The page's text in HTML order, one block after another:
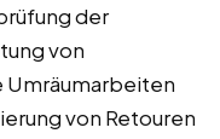
der
von
Umräumarbeiten
von Retouren